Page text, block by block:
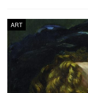
ART